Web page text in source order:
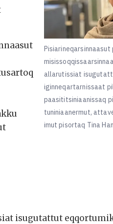
allarutissiat
iginneqartarnissaat
paasititsiniaanissaq
tuniniaanermut,
imut pisortaq Tina
isugutattut